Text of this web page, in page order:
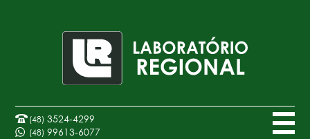
(48) 3524-4299
(48) 99613-6077